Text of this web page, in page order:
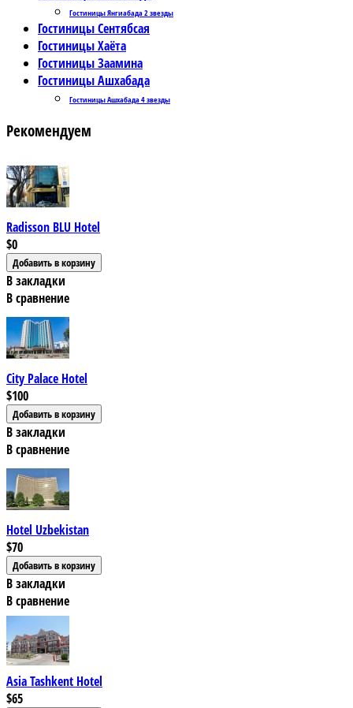
Гостиницы Янгиабада 2 звезды
Гостиницы Сентябсая
Гостиницы Хаёта
Гостиницы Заамина
Гостиницы Ашхабада
Гостиницы Ашхабада 4 звезды
Рекомендуем
Radisson BLU Hotel
$0
В закладки
В сравнение
City Palace Hotel
$100
В закладки
В сравнение
Hotel Uzbekistan
$70
В закладки
В сравнение
Asia Tashkent Hotel
$65